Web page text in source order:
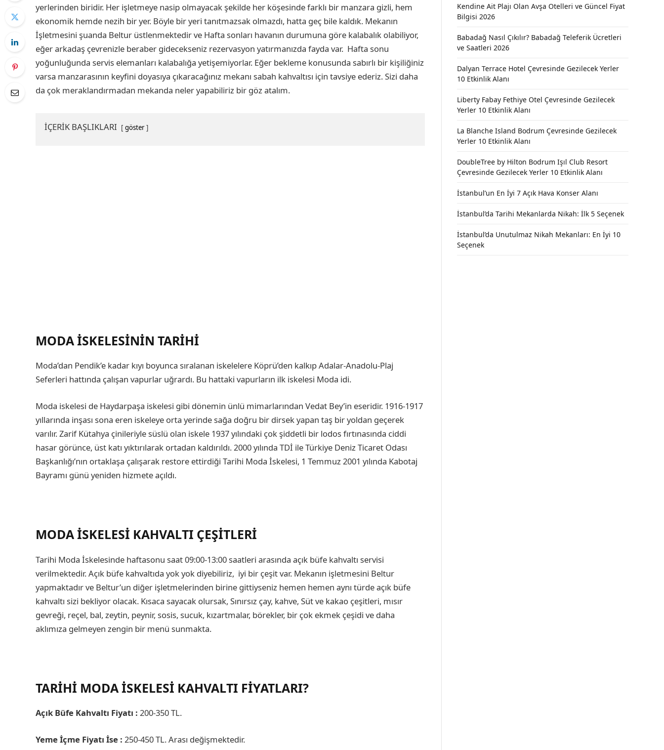
yerlerinden biridir. Her işletmeye nasip olmayacak şekilde her köşesinde farklı bir manzara gizli, hem
ekonomik hemde nezih bir yer. Böyle bir yeri tanıtmazsak olmazdı, hatta geç bile kaldık. Mekanın
İşletmesini şuanda Beltur üstlenmektedir ve Hafta sonları havanın durumuna göre kalabalık olabiliyor,
eğer arkadaş çevrenizle beraber gidecekseniz rezervasyon yatırmanızda fayda var. Hafta sonu
yoğunluğunda servis elemanları kalabalığa yetişemiyorlar. Eğer bekleme konusunda sabırlı bir kişiliğiniz
varsa manzarasının keyfini doyasıya çıkaracağınız mekanı sabah kahvaltısı için tavsiye ederiz. Sizi daha
da çok meraklandırmadan mekanda neler yapabiliriz bir göz atalım.
İÇERİK BAŞLIKLARI göster
MODA İSKELESININ TARIHI
Moda’dan Pendik’e kadar kıyı boyunca sıralanan iskelelere Köprü’den kalkıp Adalar-Anadolu-Plaj
Seferleri hattında çalışan vapurlar uğrardı. Bu hattaki vapurların ilk iskelesi Moda idi.
Moda iskelesi de Haydarpaşa iskelesi gibi dönemin ünlü mimarlarından Vedat Bey’in eseridir. 1916-1917
yıllarında inşası sona eren iskeleye orta yerinde sağa doğru bir dirsek yapan taş bir yoldan geçerek
varılır. Zarif Kütahya çinileriyle süslü olan iskele 1937 yılındaki çok şiddetli bir lodos fırtınasında ciddi
hasar görünce, üst katı yıktırılarak ortadan kaldırıldı. 2000 yılında TDİ ile Türkiye Deniz Ticaret Odası
Başkanlığı’nın ortaklaşa çalışarak restore ettirdiği Tarihi Moda İskelesi, 1 Temmuz 2001 yılında Kabotaj
Bayramı günü yeniden hizmete açıldı.
MODA İSKELESI KAHVALTI ÇEŞITLERI
Tarihi Moda İskelesinde haftasonu saat 09:00-13:00 saatleri arasında açık büfe kahvaltı servisi
verilmektedir. Açık büfe kahvaltıda yok yok diyebiliriz, iyi bir çeşit var. Mekanın işletmesini Beltur
yapmaktadır ve Beltur’un diğer işletmelerinden birine gittiyseniz hemen hemen aynı türde açık büfe
kahvaltı sizi bekliyor olacak. Kısaca sayacak olursak, Sınırsız çay, kahve, Süt ve kakao çeşitleri, mısır
gevreği, reçel, bal, zeytin, peynir, sosis, sucuk, kızartmalar, börekler, bir çok ekmek çeşidi ve daha
aklımıza gelmeyen zengin bir menü sunmakta.
TARIHI MODA İSKELESI KAHVALTI FIYATLARI?
Açık Büfe Kahvaltı Fiyatı : 200-350 TL.
Yeme İçme Fiyatı İse : 250-450 TL. Arası değişmektedir.
Kendine Ait Plajı Olan Avşa Otelleri ve Güncel Fiyat
Bilgisi 2026
Babadağ Nasıl Çıkılır? Babadağ Teleferik Ücretleri
ve Saatleri 2026
Dalyan Terrace Hotel Çevresinde Gezilecek Yerler
10 Etkinlik Alanı
Liberty Fabay Fethiye Otel Çevresinde Gezilecek
Yerler 10 Etkinlik Alanı
La Blanche Island Bodrum Çevresinde Gezilecek
Yerler 10 Etkinlik Alanı
DoubleTree by Hilton Bodrum Işıl Club Resort
Çevresinde Gezilecek Yerler 10 Etkinlik Alanı
İstanbul’un En İyi 7 Açık Hava Konser Alanı
İstanbul’da Tarihi Mekanlarda Nikah: İlk 5 Seçenek
İstanbul’da Unutulmaz Nikah Mekanları: En İyi 10
Seçenek